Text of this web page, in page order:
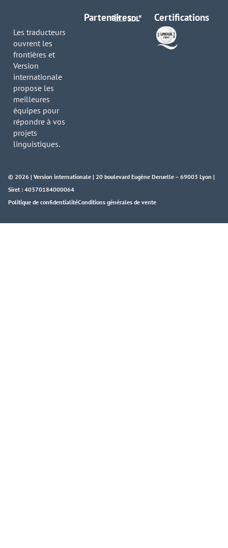
Les traducteurs
ouvrent les
frontières et
Version
internationale
propose les
meilleures
équipes pour
répondre à vos
projets
linguistiques.
Partenaires Certifications
© 2026 | Version internationale | 20 boulevard Eugène Deruelle – 69003 Lyon |
Siret : 40370184000064
Politique de confidentialitéConditions générales de vente